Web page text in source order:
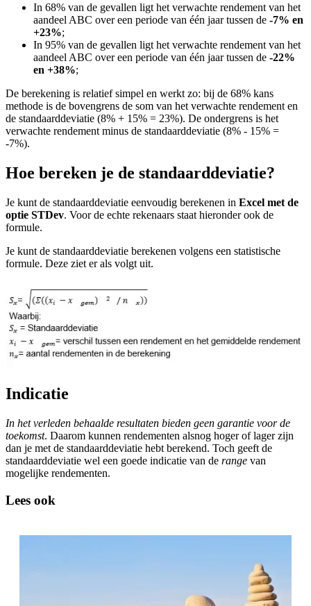
In 68% van de gevallen ligt het verwachte rendement van het
aandeel ABC over een periode van één jaar tussen de -7% en
+23%;
In 95% van de gevallen ligt het verwachte rendement van het
aandeel ABC over een periode van één jaar tussen de -22%
en +38%;
De berekening is relatief simpel en werkt zo: bij de 68% kans
methode is de bovengrens de som van het verwachte rendement en
de standaarddeviatie (8% + 15% = 23%). De ondergrens is het
verwachte rendement minus de standaarddeviatie (8% - 15% =
-7%).
Hoe bereken je de standaarddeviatie?
Je kunt de standaarddeviatie eenvoudig berekenen in Excel met de
optie STDev. Voor de echte rekenaars staat hieronder ook de
formule.
Je kunt de standaarddeviatie berekenen volgens een statistische
formule. Deze ziet er als volgt uit.
Indicatie
In het verleden behaalde resultaten bieden geen garantie voor de
toekomst. Daarom kunnen rendementen alsnog hoger of lager zijn
dan je met de standaarddeviatie hebt berekend. Toch geeft de
standaarddeviatie wel een goede indicatie van de range van
mogelijke rendementen.
Lees ook